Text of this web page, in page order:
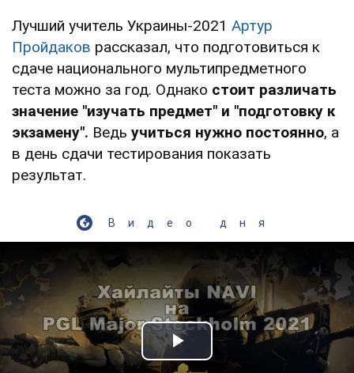
Лучший учитель Украины-2021 Артур
Пройдаков рассказал, что подготовиться к
сдаче национального мультипредметного
теста можно за год. Однако стоит различать
значение "изучать предмет" и "подготовку к
экзамену". Ведь учиться нужно постоянно, а
в день сдачи тестирования показать
результат.
Видео дня
Play Video